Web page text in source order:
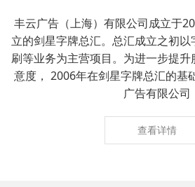
丰云广告（上海）有限公司成立于
立的剑星字牌总汇。总汇成立之初
刷等业务为主营项目。为进一步提
意度， 2006年在剑星字牌总汇的基
广告有限公司
查看详情